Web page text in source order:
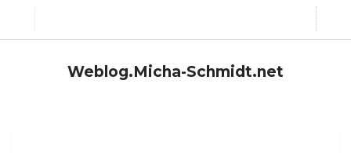
Weblog.Micha-Schmidt.net